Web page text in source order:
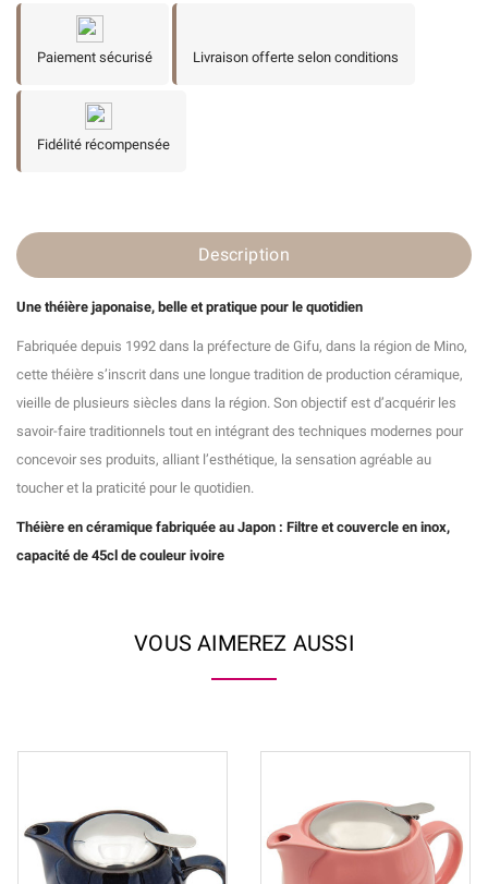
Paiement sécurisé Livraison offerte selon conditions
Fidélité récompensée
Description
Une théière japonaise, belle et pratique pour le quotidien
Fabriquée depuis 1992 dans la préfecture de Gifu, dans la région de Mino,
cette théière s’inscrit dans une longue tradition de production céramique,
vieille de plusieurs siècles dans la région. Son objectif est d’acquérir les
savoir-faire traditionnels tout en intégrant des techniques modernes pour
concevoir ses produits, alliant l’esthétique, la sensation agréable au
toucher et la praticité pour le quotidien.
Théière en céramique fabriquée au Japon : Filtre et couvercle en inox,
capacité de 45cl de couleur ivoire
VOUS AIMEREZ AUSSI